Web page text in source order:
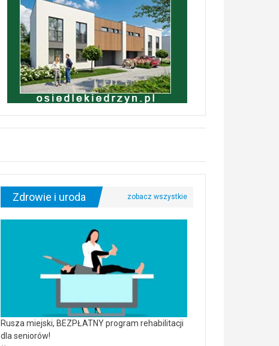
Zdrowie i uroda
Rusza miejski, BEZPŁATNY program rehabilitacji
dla seniorów!